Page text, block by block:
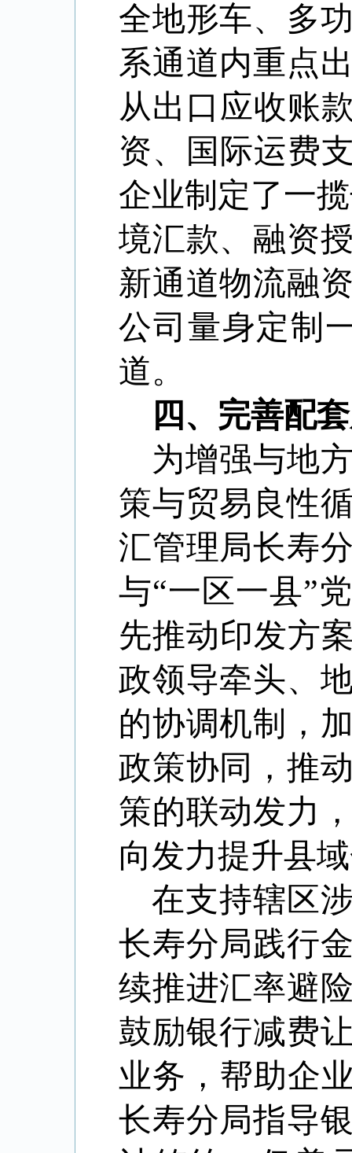
全地形车、多
系通道内重点
从出口应收账
资、国际运费
企业制定了一
境汇款、融资
新通道物流融
公司量身定制
道。
四、完善配
为增强与地
策与贸易良性
汇管理局长寿
与“一区一县”
先推动印发方
政领导牵头、
的协调机制，
政策协同，推
策的联动发力
向发力提升县
在支持辖区
长寿分局践行
续推进汇率避
鼓励银行减费
业务，帮助企
长寿分局指导